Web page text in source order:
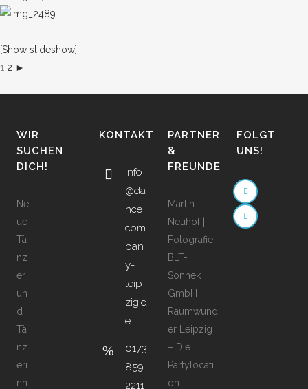
[Show slideshow]
1 2 ►
WIR
SUCHEN
DICH!
Ne
ue
Tä
nz
er
un
d
Tä
nz
eri
nn
KONTAKT
info
@da
nce
com
pan
y-
leip
zig.d
e
0173
859
2211
PARTNER
&
FREUNDE
Martin
Neuhof |
Fotografie
BLT-
Sonnek
GmbH
Raumwund
er Leipzig
– Die
Partylocati
on
FOLGT
UNS!